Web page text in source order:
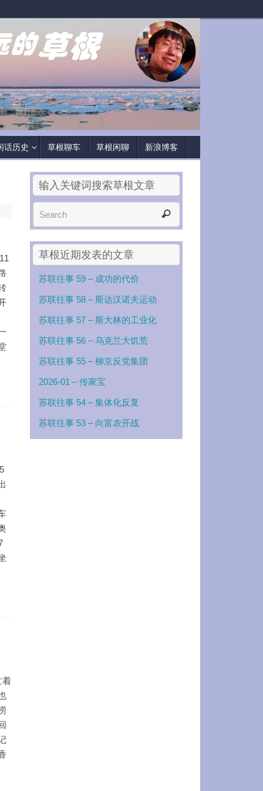
话历史 草根聊车 草根闲聊 新浪博客
着
输入关键词搜索草根文章
草根近期发表的文章
苏联往事 59 – 成功的代价
苏联往事 58 – 斯达汉诺夫运动
苏联往事 57 – 斯大林的工业化
苏联往事 56 – 乌克兰大饥荒
苏联往事 55 – 柳京反党集团
2026-01 – 传家宝
苏联往事 54 – 集体化反复
苏联往事 53 – 向富农开战